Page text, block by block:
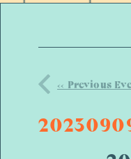
<< Previous